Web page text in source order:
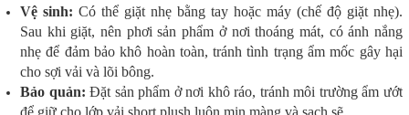
Vệ sinh: Có thể giặt nhẹ bằng tay hoặc máy (chế độ giặt nhẹ).
Sau khi giặt, nên phơi sản phẩm ở nơi thoáng mát, có ánh nắng
nhẹ để đảm bảo khô hoàn toàn, tránh tình trạng ẩm mốc gây hại
cho sợi vải và lõi bông.
Bảo quản: Đặt sản phẩm ở nơi khô ráo, tránh môi trường ẩm ướt
để giữ cho lớp vải short plush luôn mịn màng và sạch sẽ.